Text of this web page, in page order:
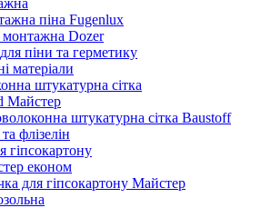
піна Fugenlux
монтажна Dozer
піни та герметику
матеріали
штукатурна сітка
Майстер
штукатурна сітка Baustoff
флізелін
гіпсокартону
економ
для гіпсокартону Майстер